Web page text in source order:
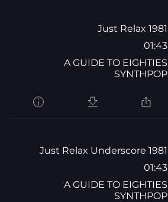
1981 Just Relax
01:43
A GUIDE TO EIGHTIES
SYNTHPOP
1981 Just Relax Underscore
01:43
A GUIDE TO EIGHTIES
SYNTHPOP